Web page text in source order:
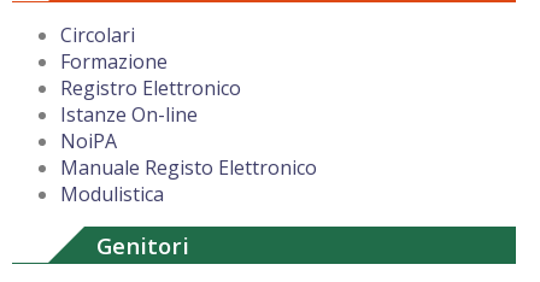
Circolari
Formazione
Registro Elettronico
Istanze On-line
NoiPA
Manuale Registo Elettronico
Modulistica
Genitori